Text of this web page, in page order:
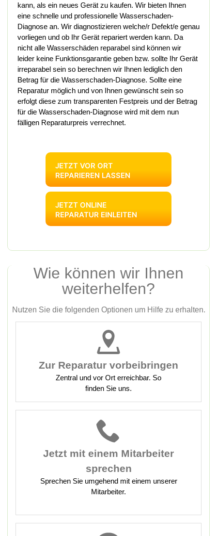
kann, als ein neues Gerät zu kaufen. Wir bieten Ihnen
eine schnelle und professionelle Wasserschaden-
Diagnose an. Wir diagnostizieren welche/r Defekt/e genau
vorliegen und ob Ihr Gerät repariert werden kann. Da
nicht alle Wasserschäden reparabel sind können wir
leider keine Funktionsgarantie geben bzw. sollte Ihr Gerät
irreparabel sein so berechnen wir Ihnen lediglich den
Betrag für die Wasserschaden-Diagnose. Sollte eine
Reparatur möglich und von Ihnen gewünscht sein so
erfolgt diese zum transparenten Festpreis und der Betrag
für die Wasserschaden-Diagnose wird mit dem nun
fälligen Reparaturpreis verrechnet.
JETZT VOR ORT
REPARIEREN LASSEN
JETZT ONLINE
REPARATUR EINLEITEN
Wie können wir Ihnen
weiterhelfen?
Nutzen Sie die folgenden Optionen um Hilfe zu erhalten.
Zur Reparatur vorbeibringen
Zentral und vor Ort erreichbar. So
finden Sie uns.
Jetzt mit einem Mitarbeiter
sprechen
Sprechen Sie umgehend mit einem unserer
Mitarbeiter.